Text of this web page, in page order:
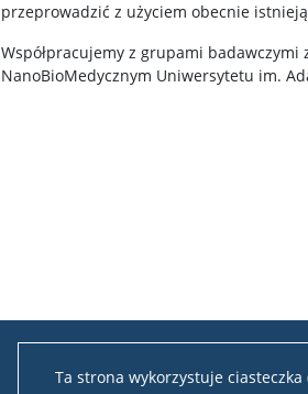
Ta strona wykorzystuje
przeprowadzić z użyciem obecnie
Współpracujemy z grupami badawczymi
NanoBioMedycznym Uniwersytetu im.